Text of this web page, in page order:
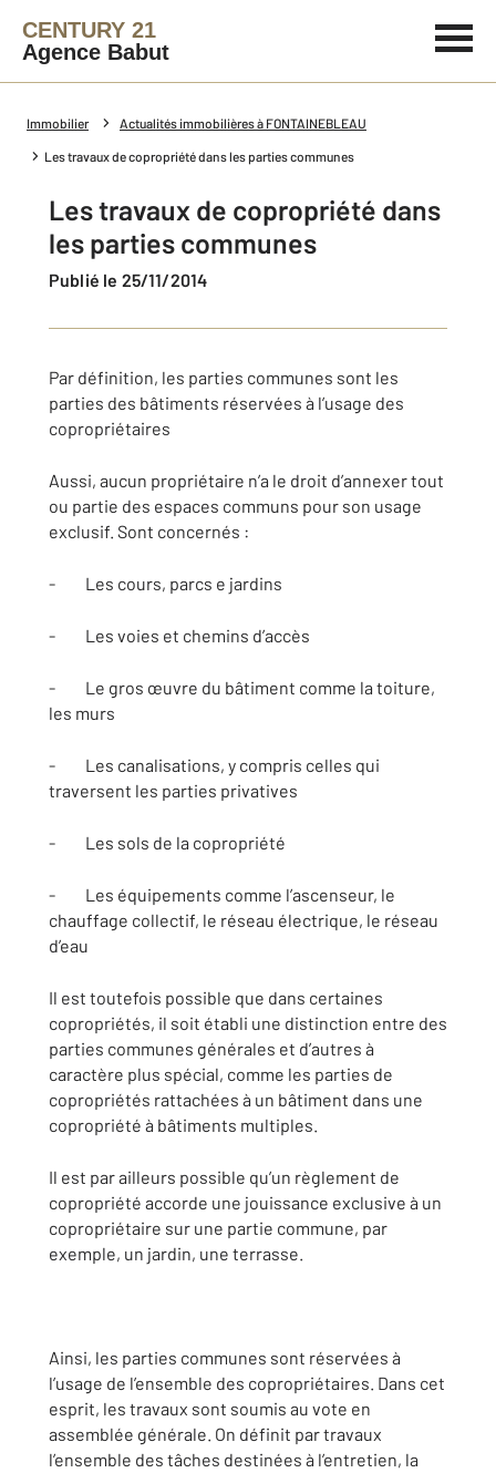
CENTURY 21
Agence Babut
Immobilier Actualités immobilières à FONTAINEBLEAU
Les travaux de copropriété dans les parties communes
Les travaux de copropriété dans
les parties communes
Publié le 25/11/2014
Par définition, les parties communes sont les
parties des bâtiments réservées à l’usage des
copropriétaires
Aussi, aucun propriétaire n’a le droit d’annexer tout
ou partie des espaces communs pour son usage
exclusif. Sont concernés :
- Les cours, parcs e jardins
- Les voies et chemins d’accès
- Le gros œuvre du bâtiment comme la toiture,
les murs
- Les canalisations, y compris celles qui
traversent les parties privatives
- Les sols de la copropriété
- Les équipements comme l’ascenseur, le
chauffage collectif, le réseau électrique, le réseau
d’eau
Il est toutefois possible que dans certaines
copropriétés, il soit établi une distinction entre des
parties communes générales et d’autres à
caractère plus spécial, comme les parties de
copropriétés rattachées à un bâtiment dans une
copropriété à bâtiments multiples.
Il est par ailleurs possible qu’un règlement de
copropriété accorde une jouissance exclusive à un
copropriétaire sur une partie commune, par
exemple, un jardin, une terrasse.
Ainsi, les parties communes sont réservées à
l’usage de l’ensemble des copropriétaires. Dans cet
esprit, les travaux sont soumis au vote en
assemblée générale. On définit par travaux
l’ensemble des tâches destinées à l’entretien, la